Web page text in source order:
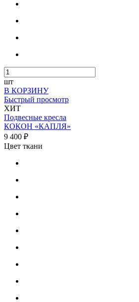
шт
В КОРЗИНУ
Быстрый просмотр
ХИТ
Подвесные кресла
КОКОН «КАПЛЯ»
9 400 ₽
Цвет ткани